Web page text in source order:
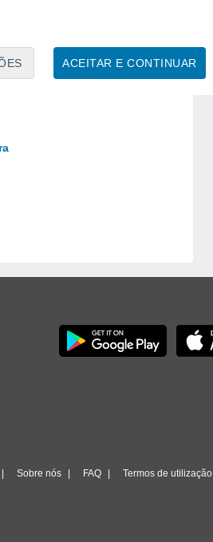
ACEITAR E CONTINUAR
Sobre nós FAQ Termos de utilização